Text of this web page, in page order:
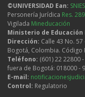
©UNIVERSIDAD Ean:
Personería Jurídica Res.
Vigilada Mineducación
Ministerio de Educación
Dirección: Calle 43 No. 57
Bogotá, Colombia. Código
Teléfono: (601) 22 22800
fuera de Bogotá: 018000 -
E-mail:
Control: Regulatorio